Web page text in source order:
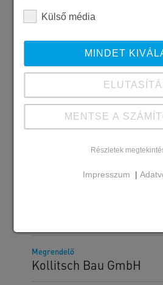
Megrendelő
Kollitsch Bau GmbH
Külső média
MINDET
MENTSE A
Részletek
Impresszum |